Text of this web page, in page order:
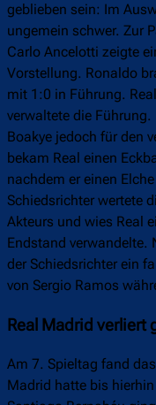
geblieben sein: Im
ungemein schwer. Zur
Carlo Ancelotti zeigte
Vorstellung. Ronaldo
mit 1:0 in Führung.
verwaltete die
Boakye jedoch für den
bekam Real einen
nachdem er einen
Schiedsrichter wertete
Akteurs und wies Real
Endstand verwandelte.
der Schiedsrichter ein
von Sergio Ramos
Real Madrid verliert
Am 7. Spieltag fand
Madrid hatte bis